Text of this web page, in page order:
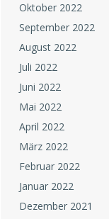
Oktober 2022
September 2022
August 2022
Juli 2022
Juni 2022
Mai 2022
April 2022
März 2022
Februar 2022
Januar 2022
Dezember 2021